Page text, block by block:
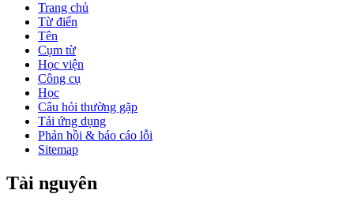
Trang chủ
Từ điển
Tên
Cụm từ
Học viện
Công cụ
Học
Câu hỏi thường gặp
Tải ứng dụng
Phản hồi & báo cáo lỗi
Sitemap
Tài nguyên